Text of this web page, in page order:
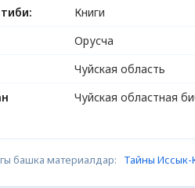
Книги
Орусча
Чуйская область
Чуйская областная
башка материалдар: Тайны Иссык-